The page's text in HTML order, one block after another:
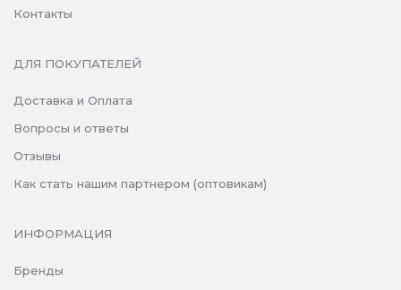
Контакты
ДЛЯ ПОКУПАТЕЛЕЙ
Доставка и Оплата
Вопросы и ответы
Отзывы
Как стать нашим партнером (оптовикам)
ИНФОРМАЦИЯ
Бренды